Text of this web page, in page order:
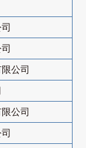
公司
公司